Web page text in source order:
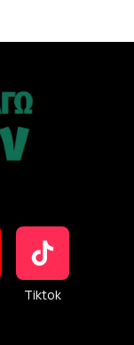
Tiktok